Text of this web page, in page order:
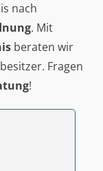
nach
. Mit
beraten wir
Fragen
!